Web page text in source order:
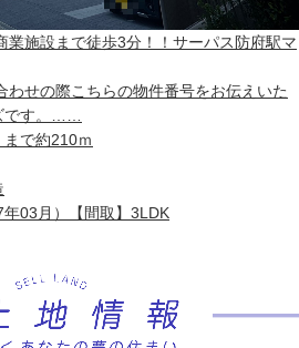
業施設まで徒歩3分！！サーパス防府駅マ
わせの際こちらの物件番号をお伝えいた
です。……
で約210ｍ
03月） 【間取】 3LDK